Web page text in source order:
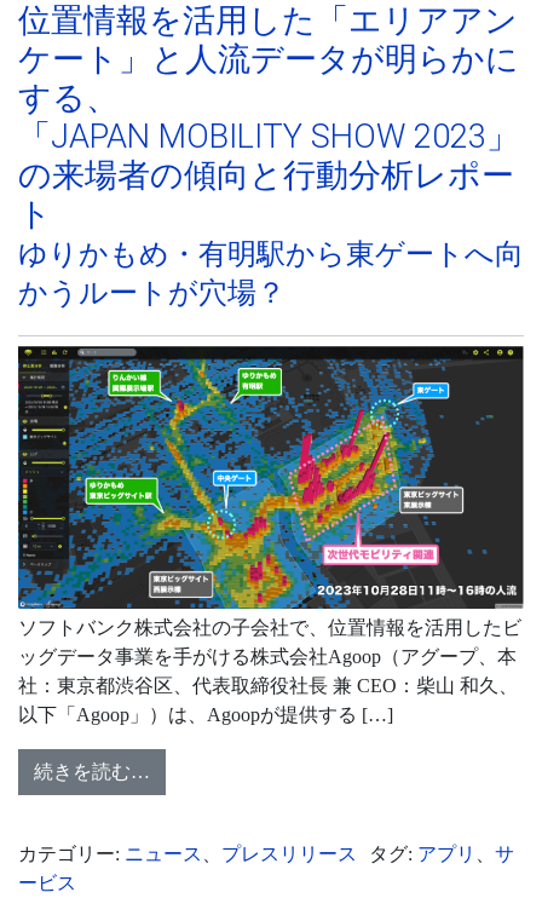
位置情報を活用した「エリアアン
ケート」と人流データが明らかに
する、
「JAPAN MOBILITY SHOW 2023」
の来場者の傾向と行動分析レポー
ト
ゆりかもめ・有明駅から東ゲートへ向
かうルートが穴場？
ソフトバンク株式会社の子会社で、位置情報を活用したビ
ッグデータ事業を手がける株式会社Agoop（アグープ、本
社：東京都渋谷区、代表取締役社長 兼 CEO：柴山 和久、
以下「Agoop」）は、Agoopが提供する […]
続きを読む…
カテゴリー: ニュース プレスリリース タグ: アプリ
サ
ービス